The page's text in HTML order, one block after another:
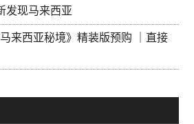
发现马来西亚
来西亚秘境》精装版预购 ｜直接